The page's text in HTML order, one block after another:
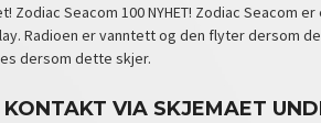
Zodiac Seacom 100 NYHET! Zodiac Seacom
Radioen er vanntett og den flyter dersom
dersom dette skjer.
VIA SKJEMAET